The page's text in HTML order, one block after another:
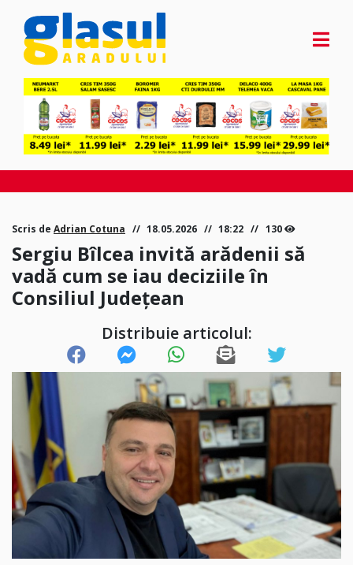
Scris de Adrian Cotuna 18.05.2026 18:22 130
Sergiu Bîlcea invită arădenii să
vadă cum se iau deciziile în
Consiliul Județean
Distribuie articolul: